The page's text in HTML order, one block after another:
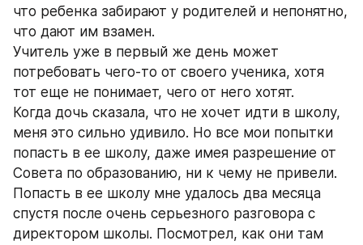
что ребенка забирают у родителей и непонятно,
что дают им взамен.
Учитель уже в первый же день может
потребовать чего-то от своего ученика, хотя
тот еще не понимает, чего от него хотят.
Когда дочь сказала, что не хочет идти в школу,
меня это сильно удивило. Но все мои попытки
попасть в ее школу, даже имея разрешение от
Совета по образованию, ни к чему не привели.
Попасть в ее школу мне удалось два месяца
спустя после очень серьезного разговора с
директором школы. Посмотрел, как они там